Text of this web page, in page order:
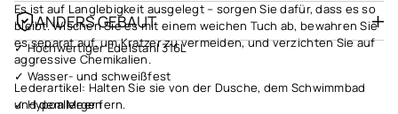
Es ist auf Langlebigkeit ausgelegt – sorgen Sie dafür, dass es so
bleibt. Wischen Sie es mit einem weichen Tuch ab, bewahren Sie
es separat auf, um Kratzer zu vermeiden, und verzichten Sie auf
aggressive Chemikalien.
Lederartikel: Halten Sie sie von der Dusche, dem Schwimmbad
und dem Meer fern.
ANDERS GEBAUT
✓ Hochwertiger Edelstahl 316L
✓ Wasser- und schweißfest
✓ Hypoallergen